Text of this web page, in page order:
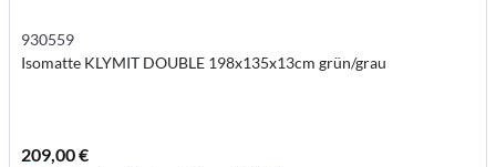
930559
Isomatte KLYMIT DOUBLE 198x135x13cm grün/grau
209,00 €